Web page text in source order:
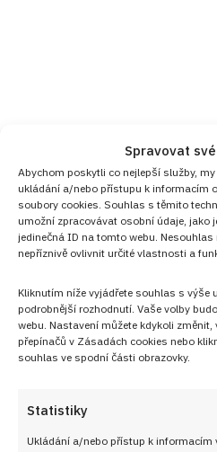
Spravovat
Abychom poskytli co nejlepší služby,
ukládání a/nebo přístupu k informacím
soubory cookies. Souhlas s těmito
umožní zpracovávat osobní údaje, jako
jedinečná ID na tomto webu.
nepříznivě ovlivnit určité vlastnosti a
Kliknutím níže vyjádřete souhlas s výše
podrobnější rozhodnutí. Vaše volby
webu. Nastavení můžete kdykoli
přepínačů v Zásadách cookies nebo
souhlas ve spodní části obrazovky.
Statistiky
Ukládání a/nebo přístup k informacím